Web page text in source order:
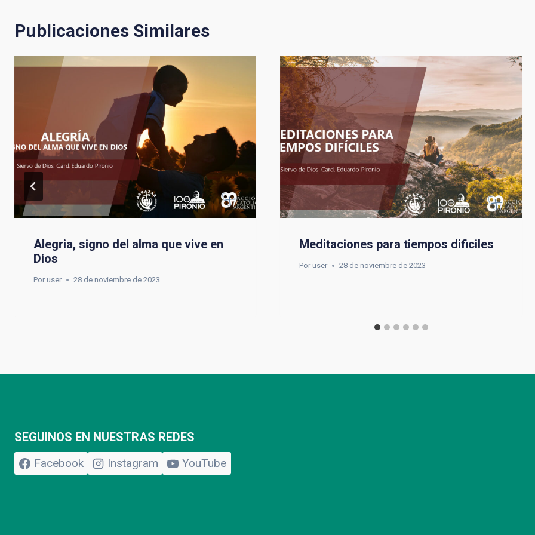
entradas
Publicaciones Similares
Alegria, signo del alma que vive en
Dios
Por user 28 de noviembre de 2023
Meditaciones para tiempos dificiles
Por user 28 de noviembre de 2023
SEGUINOS EN NUESTRAS REDES
Facebook Instagram YouTube